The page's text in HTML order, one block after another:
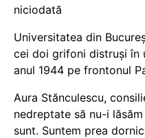
niciodată
Universitatea din
cei doi grifoni distruși în
anul 1944 pe frontonul
Aura Stănculescu,
nedreptate să nu-i
sunt. Suntem prea